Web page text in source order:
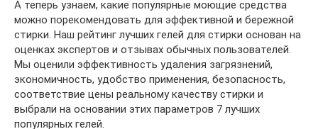
А теперь узнаем, какие популярные моющие средства
можно порекомендовать для эффективной и бережной
стирки. Наш рейтинг лучших гелей для стирки основан на
оценках экспертов и отзывах обычных пользователей.
Мы оценили эффективность удаления загрязнений,
экономичность, удобство применения, безопасность,
соответствие цены реальному качеству стирки и
выбрали на основании этих параметров 7 лучших
популярных гелей.